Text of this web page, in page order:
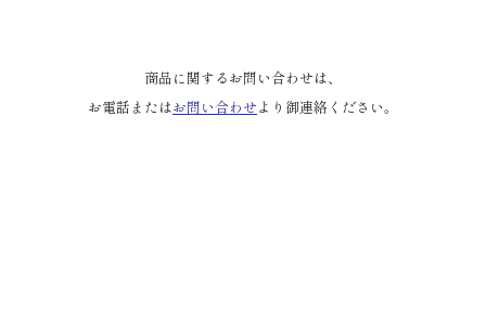
商品に関するお問い合わせは、
お電話またはお問い合わせより御連絡ください。